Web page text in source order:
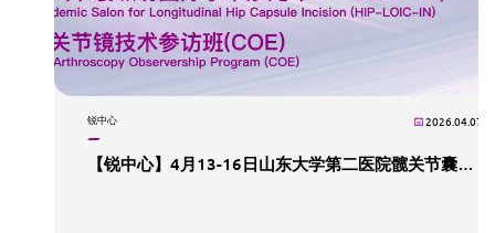
2026.04.07
【锐中心】4月13-16日山东大学第二医院髋关节囊纵切国际学术沙龙及参访班（COE）